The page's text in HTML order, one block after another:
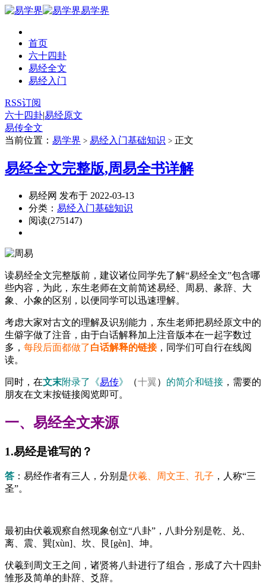
易学界
首页
六十四卦
易经全文
易经入门
RSS订阅
六十四卦|易经原文
易传全文
当前位置： 易学界 > 易经入门基础知识 > 正文
易经全文完整版,周易全书详解
易经网 发布于 2022-03-13
分类： 易经入门基础知识
阅读(275147)
读易经全文完整版前，建议诸位同学先了解“易经全文”包含哪
些内容，为此，东生老师在文前简述易经、周易、彖辞、大
象、小象的区别，以便同学可以迅速理解。
考虑大家对古文的理解及识别能力，东生老师把易经原文中的
生僻字做了注音，由于白话解释加上注音版本在一起字数过
多， 每段后面都做了白话解释的链接，同学们可自行在线阅
读。
同时，在文末附录了《易传》 （十翼） 的简介和链接 ，需要的
朋友在文末按链接阅览即可。
一、易经全文来源
1.易经是谁写的？
答 ：易经作者有三人，分别是伏羲、周文王、孔子 ，人称“三
圣”。
最初由伏羲观察自然现象创立“八卦”，八卦分别是乾、兑、
离、震、巽[xùn]、坎、艮[gèn]、坤。
伏羲到周文王之间，诸贤将八卦进行了组合，形成了六十四卦
雏形及简单的卦辞、爻辞。